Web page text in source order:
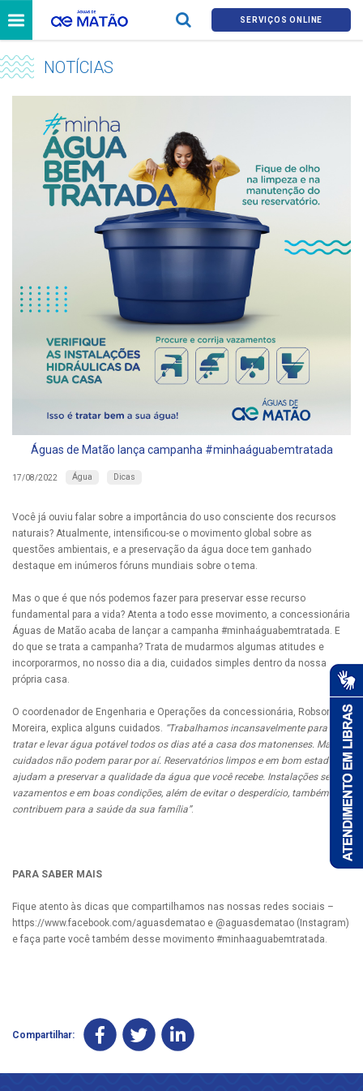
SERVIÇOS ONLINE
NOTÍCIAS
Águas de Matão lança campanha #minhaáguabemtratada
17/08/2022 Água Dicas
Você já ouviu falar sobre a importância do uso consciente dos recursos
naturais? Atualmente, intensificou-se o movimento global sobre as
questões ambientais, e a preservação da água doce tem ganhado
destaque em inúmeros fóruns mundiais sobre o tema.
Mas o que é que nós podemos fazer para preservar esse recurso
fundamental para a vida? Atenta a todo esse movimento, a concessionária
Águas de Matão acaba de lançar a campanha #minhaáguabemtratada. E
do que se trata a campanha? Trata de mudarmos algumas atitudes e
incorporarmos, no nosso dia a dia, cuidados simples dentro da nossa
própria casa.
O coordenador de Engenharia e Operações da concessionária, Robson
Moreira, explica alguns cuidados. “Trabalhamos incansavelmente para
tratar e levar água potável todos os dias até a casa dos matonenses. Mas os
cuidados não podem parar por aí. Reservatórios limpos e em bom estado
ajudam a preservar a qualidade da água que você recebe. Instalações sem
vazamentos e em boas condições, além de evitar o desperdício, também
contribuem para a saúde da sua família”.
PARA SABER MAIS
Fique atento às dicas que compartilhamos nas nossas redes sociais –
https://www.facebook.com/aguasdematao e @aguasdematao (Instagram)
e faça parte você também desse movimento #minhaaguabemtratada.
Compartilhar: